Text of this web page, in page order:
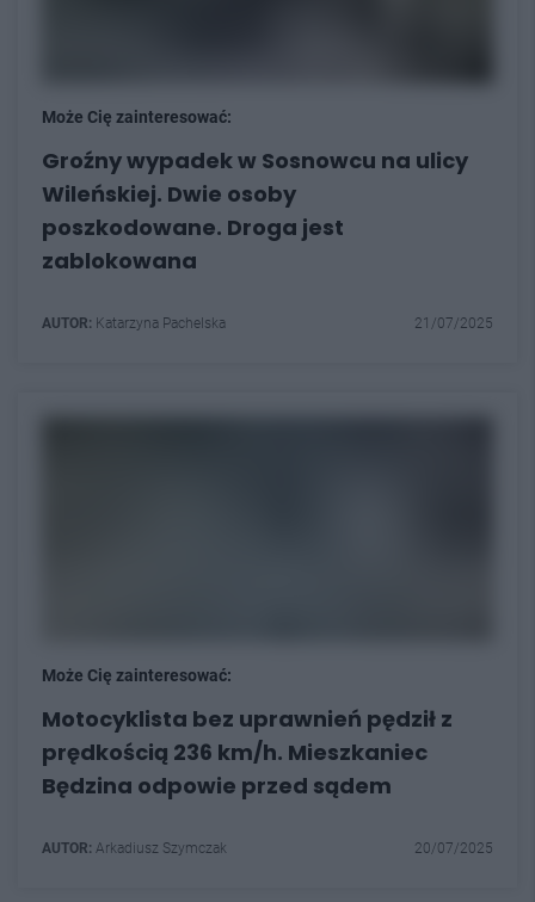
Może Cię zainteresować:
Groźny wypadek w Sosnowcu na ulicy
Wileńskiej. Dwie osoby
poszkodowane. Droga jest
zablokowana
AUTOR: Katarzyna Pachelska 21/07/2025
Może Cię zainteresować:
Motocyklista bez uprawnień pędził z
prędkością 236 km/h. Mieszkaniec
Będzina odpowie przed sądem
AUTOR: Arkadiusz Szymczak 20/07/2025